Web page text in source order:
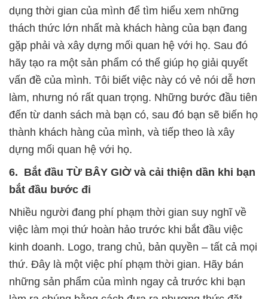
dụng thời gian của mình để tìm hiểu xem những
thách thức lớn nhất mà khách hàng của bạn đang
gặp phải và xây dựng mối quan hệ với họ. Sau đó
hãy tạo ra một sản phẩm có thể giúp họ giải quyết
vấn đề của mình. Tôi biết việc này có vẻ nói dễ hơn
làm, nhưng nó rất quan trọng. Những bước đầu tiên
đến từ danh sách mà bạn có, sau đó bạn sẽ biến họ
thành khách hàng của mình, và tiếp theo là xây
dựng mối quan hệ với họ.
6. Bắt đầu TỪ BÂY GIỜ và cải thiện dần khi bạn
bắt đầu bước đi
Nhiều người đang phí phạm thời gian suy nghĩ về
việc làm mọi thứ hoàn hảo trước khi bắt đầu việc
kinh doanh. Logo, trang chủ, bản quyền – tất cả mọi
thứ. Đây là một việc phí phạm thời gian. Hãy bán
những sản phẩm của mình ngay cả trước khi bạn